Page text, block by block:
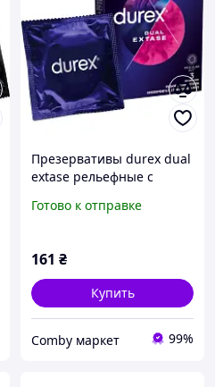
Презервативы durex dual
extase рельефные с
точки 3 штуки для
Готово к отправке
161 ₴
Купить
Comby маркет 99%